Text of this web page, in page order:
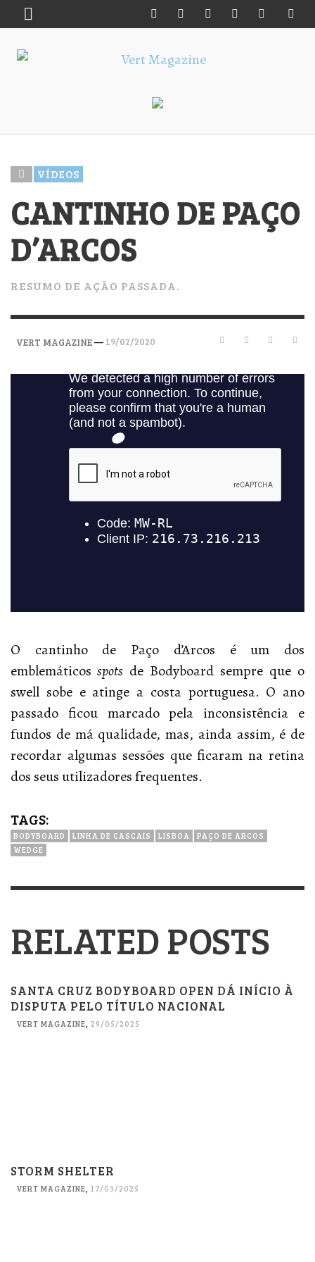
VÍDEOS
CANTINHO DE PAÇO
D’ARCOS
RESUMO DE AÇÃO PASSADA.
VERT MAGAZINE— 19/02/2020
O cantinho de Paço d’Arcos é um dos
emblemáticos spots de Bodyboard sempre que o
swell sobe e atinge a costa portuguesa. O ano
passado ficou marcado pela inconsistência e
fundos de má qualidade, mas, ainda assim, é de
recordar algumas sessões que ficaram na retina
dos seus utilizadores frequentes.
TAGS:
BODYBOARD LINHA DE CASCAIS LISBOA
PAÇO DE ARCOS
WEDGE
RELATED POSTS
SANTA CRUZ BODYBOARD OPEN DÁ INÍCIO À
DISPUTA PELO TÍTULO NACIONAL
VERT MAGAZINE 29/05/2025
STORM SHELTER
VERT MAGAZINE, 17/03/2025